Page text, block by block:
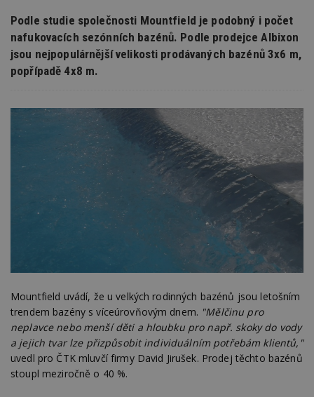
Podle studie společnosti Mountfield je podobný i počet
nafukovacích sezónních bazénů. Podle prodejce Albixon
jsou nejpopulárnější velikosti prodávaných bazénů 3x6 m,
popřípadě 4x8 m.
Mountfield uvádí, že u velkých rodinných bazénů jsou letošním
trendem bazény s víceúrovňovým dnem. "Mělčinu pro
neplavce nebo menší děti a hloubku pro např. skoky do vody
a jejich tvar lze přizpůsobit individuálním potřebám klientů,"
uvedl pro ČTK mluvčí firmy David Jirušek. Prodej těchto bazénů
stoupl meziročně o 40 %.